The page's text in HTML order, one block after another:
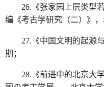
26.《张家园上层类型
编《考古学研究（二）》，
27.《中国文明的起源
期；
28.《前进中的北京大